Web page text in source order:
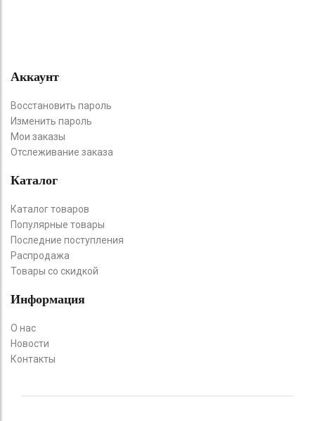
Аккаунт
Восстановить пароль
Изменить пароль
Мои заказы
Отслеживание заказа
Каталог
Каталог товаров
Популярные товары
Последние поступления
Распродажа
Товары со скидкой
Информация
О нас
Новости
Контакты